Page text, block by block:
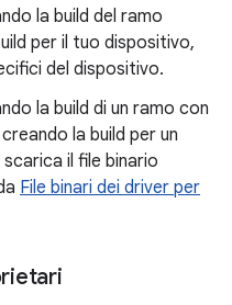
la build del ramo
per il tuo dispositivo,
del dispositivo.
la build di un ramo con
la build per un
il file binario
File binari dei driver per